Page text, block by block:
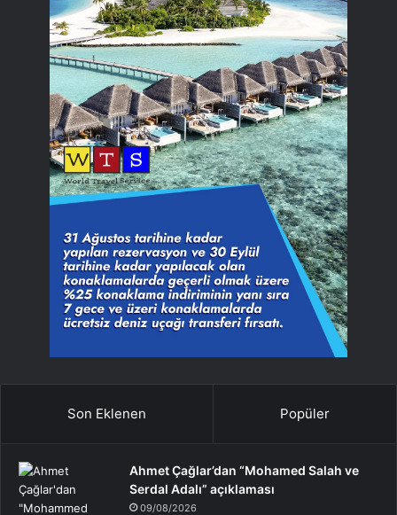
Son Eklenen Popüler
Ahmet Çağlar’dan “Mohamed Salah ve
Serdal Adalı” açıklaması
09/08/2026